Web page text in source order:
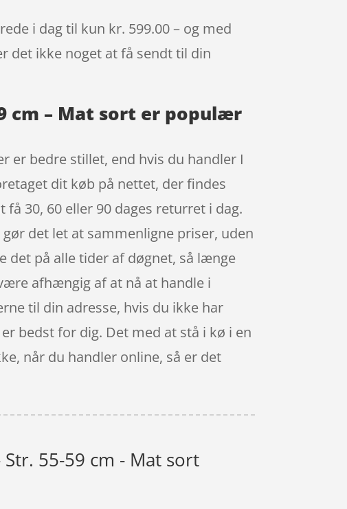
i dag til kun kr. 599.00 – og med
det ikke noget at få sendt til din
cm – Mat sort er populær
er bedre stillet, end hvis du handler I
dit køb på nettet, der findes
30, 60 eller 90 dages returret i dag.
det let at sammenligne priser, uden
på alle tider af døgnet, så længe
afhængig af at nå at handle i
til din adresse, hvis du ikke har
bedst for dig. Det med at stå i kø i en
når du handler online, så er det
55-59 cm - Mat sort